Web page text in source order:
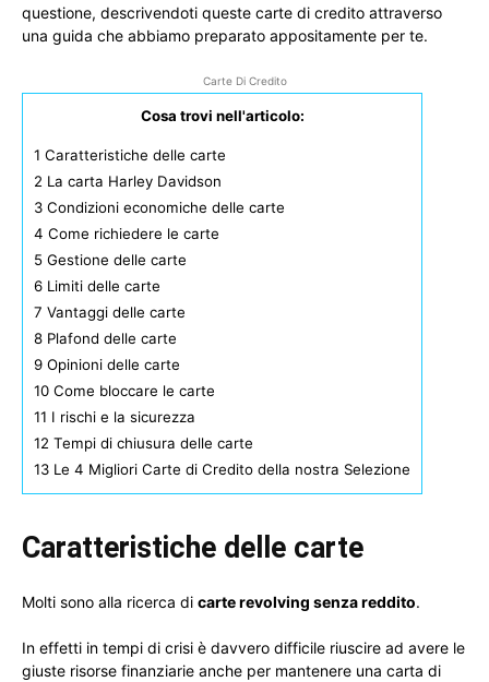
questione, descrivendoti queste carte di credito attraverso
una guida che abbiamo preparato appositamente per te.
Carte Di Credito
Cosa trovi nell'articolo:
1 Caratteristiche delle carte
2 La carta Harley Davidson
3 Condizioni economiche delle carte
4 Come richiedere le carte
5 Gestione delle carte
6 Limiti delle carte
7 Vantaggi delle carte
8 Plafond delle carte
9 Opinioni delle carte
10 Come bloccare le carte
11 I rischi e la sicurezza
12 Tempi di chiusura delle carte
13 Le 4 Migliori Carte di Credito della nostra Selezione
Caratteristiche delle carte
Molti sono alla ricerca di carte revolving senza reddito.
In effetti in tempi di crisi è davvero difficile riuscire ad avere le
giuste risorse finanziarie anche per mantenere una carta di